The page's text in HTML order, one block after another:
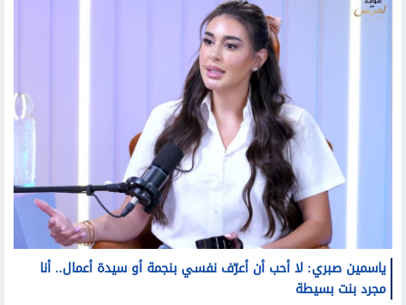
ياسمين صبري: لا أحب أن أعرّف نفسي بنجمة أو سيدة أعمال.. أنا
مجرد بنت بسيطة